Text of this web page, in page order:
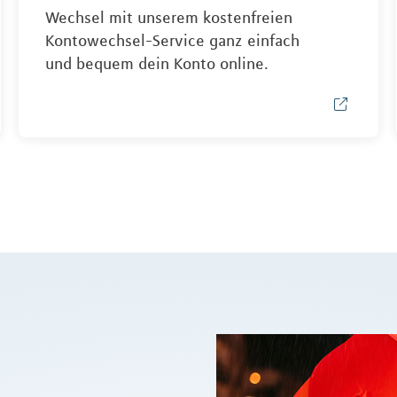
Wechsel mit unserem kostenfreien
Kontowechsel-Service ganz einfach
und bequem dein Konto online.